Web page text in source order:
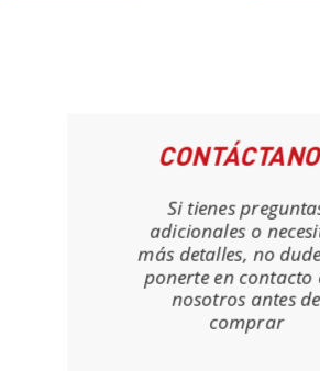
Si tienes
adicionales o
más detalles, no
ponerte en contacto
nosotros antes de
comprar